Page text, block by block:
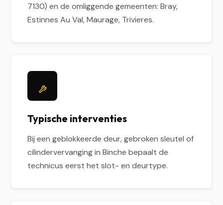
7130) en de omliggende gemeenten: Bray,
Estinnes Au Val, Maurage, Trivieres.
Typische interventies
Bij een geblokkeerde deur, gebroken sleutel of
cilindervervanging in Binche bepaalt de
technicus eerst het slot- en deurtype.